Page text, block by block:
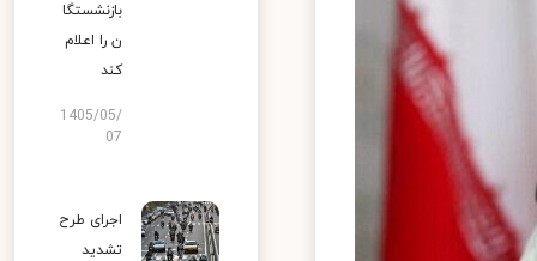
بازنشستگا
ن را اعلام
کند
1405/05/
07
اجرای طرح
تشدید